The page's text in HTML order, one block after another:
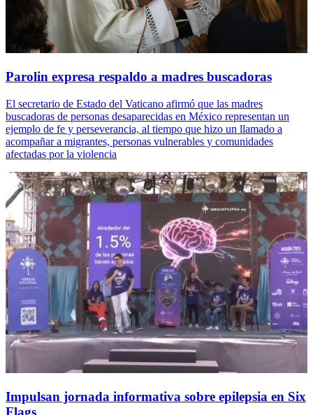
Parolin expresa respaldo a madres buscadoras
El secretario de Estado del Vaticano afirmó que las madres
buscadoras de personas desaparecidas en México representan un
ejemplo de fe y perseverancia, al tiempo que hizo un llamado a
acompañar a migrantes, personas vulnerables y comunidades
afectadas por la violencia
Impulsan jornada informativa sobre epilepsia en Six
Flags